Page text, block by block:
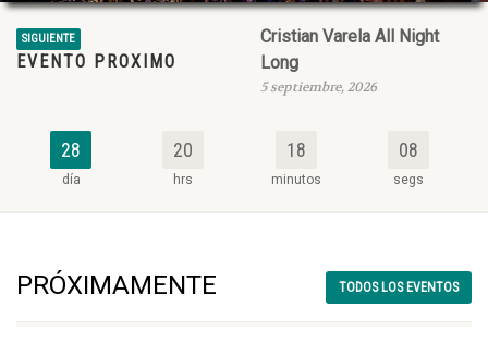
SIGUIENTE
EVENTO PROXIMO
Cristian Varela All Night
Long
5 septiembre, 2026
28
día
20
hrs
18
minutos
05
segs
TODOS LOS EVENTOS
PRÓXIMAMENTE